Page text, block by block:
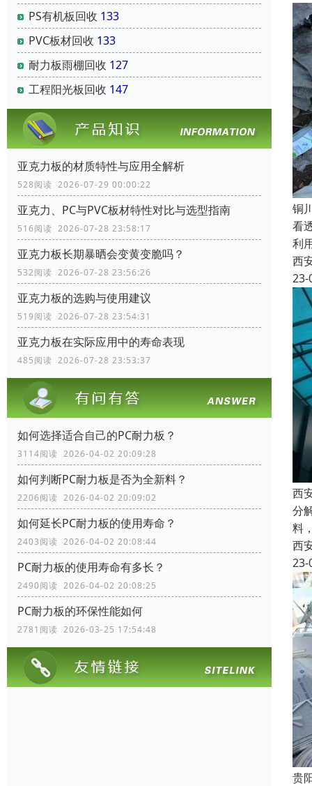
PS有机板回收 133
PVC板材回收 133
耐力板雨棚回收 127
工程阳光板回收 147
亚克力板的材质特性与应用全解析
528阅读 2026-07-29 00:00:22
亚克力、PC与PVC板材特性对比与选型指南
516阅读 2026-07-28 23:58:17
亚克力板长期暴晒会变黄变脆吗？
532阅读 2026-07-28 23:56:26
亚克力板的选购与使用建议
519阅读 2026-07-28 23:54:31
亚克力板在实际应用中的寿命表现
485阅读 2026-07-28 23:53:37
如何选择适合自己的PC耐力板？
3114阅读 2026-04-02 20:09:28
如何判断PC耐力板是否为全新料？
2206阅读 2026-04-02 20:09:02
如何延长PC耐力板的使用寿命？
2403阅读 2026-04-02 20:08:44
PC耐力板的使用寿命有多长？
2490阅读 2026-04-02 20:08:25
PC耐力板的环保性能如何
2781阅读 2026-03-25 17:54:48
铜
看
利
西
23-
西
分
料
西
23-
贵